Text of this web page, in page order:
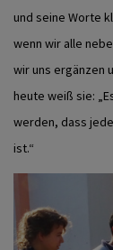
und seine Worte
wenn wir alle
wir uns ergänzen
heute weiß sie:
werden, dass
ist.“